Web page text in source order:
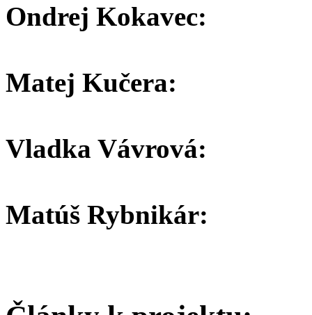
Ondrej Kokavec:
Matej Kučera:
Vladka Vávrová:
Matúš Rybnikár: